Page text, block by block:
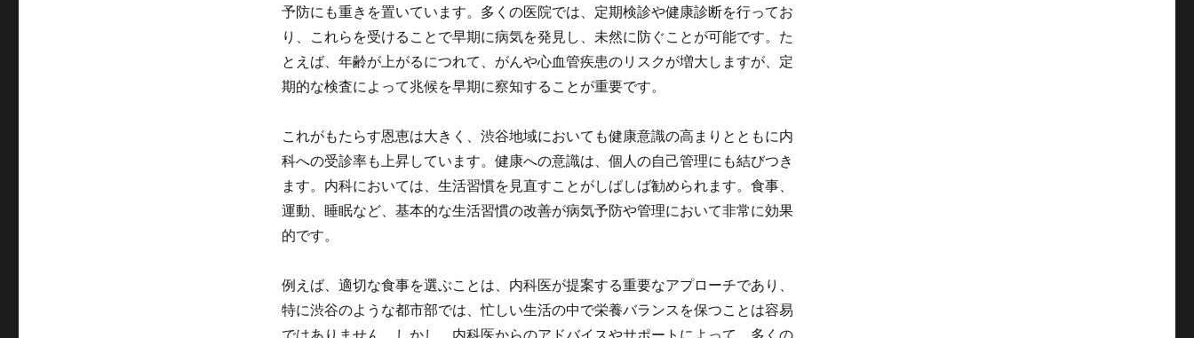
予防にも重きを置いています。多くの医院では、定期検診や健康診断を行ってお
り、これらを受けることで早期に病気を発見し、未然に防ぐことが可能です。た
とえば、年齢が上がるにつれて、がんや心血管疾患のリスクが増大しますが、定
期的な検査によって兆候を早期に察知することが重要です。
これがもたらす恩恵は大きく、渋谷地域においても健康意識の高まりとともに内
科への受診率も上昇しています。健康への意識は、個人の自己管理にも結びつき
ます。内科においては、生活習慣を見直すことがしばしば勧められます。食事、
運動、睡眠など、基本的な生活習慣の改善が病気予防や管理において非常に効果
的です。
例えば、適切な食事を選ぶことは、内科医が提案する重要なアプローチであり、
特に渋谷のような都市部では、忙しい生活の中で栄養バランスを保つことは容易
ではありません。しかし、内科医からのアドバイスやサポートによって、多くの